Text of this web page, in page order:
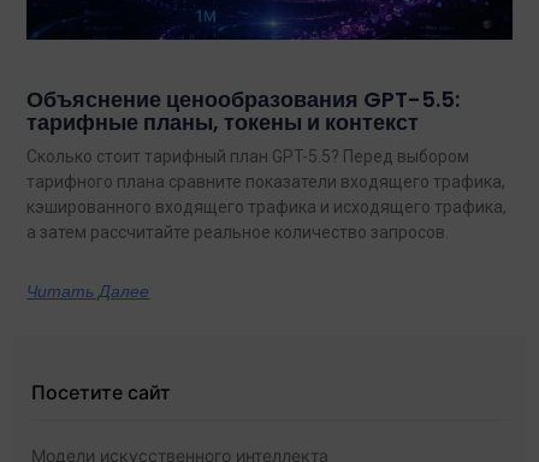
Объяснение ценообразования GPT-5.5:
тарифные планы, токены и контекст
Сколько стоит тарифный план GPT-5.5? Перед выбором
тарифного плана сравните показатели входящего трафика,
кэшированного входящего трафика и исходящего трафика,
а затем рассчитайте реальное количество запросов.
Читать Далее
Посетите сайт
Модели искусственного интеллекта